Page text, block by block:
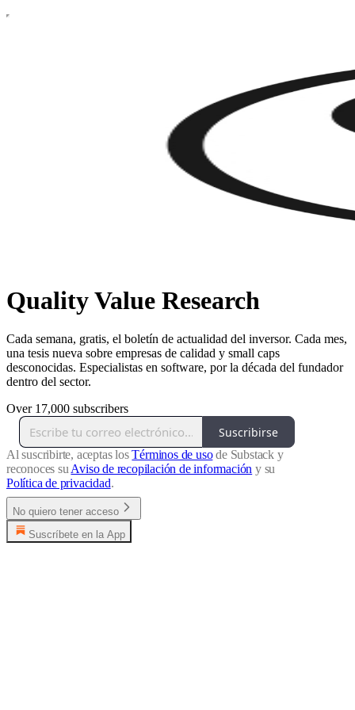
Quality Value Research
Cada semana, gratis, el boletín de actualidad del inversor. Cada mes,
una tesis nueva sobre empresas de calidad y small caps
desconocidas. Especialistas en software, por la década del fundador
dentro del sector.
Over 17,000 subscribers
Suscribirse
Al suscribirte, aceptas losTérminos de usode Substack y
reconoces suAviso de recopilación de información y su
Política de privacidad.
No quiero tener acceso
Suscríbete en la App